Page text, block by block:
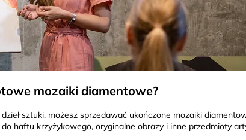
mozaiki diamentowe?
sztuki, możesz sprzedawać ukończone mozaiki
haftu krzyżykowego, oryginalne obrazy i inne przedmioty